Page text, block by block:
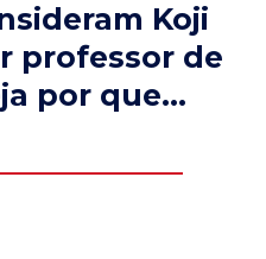
Koji
professor de
por que...